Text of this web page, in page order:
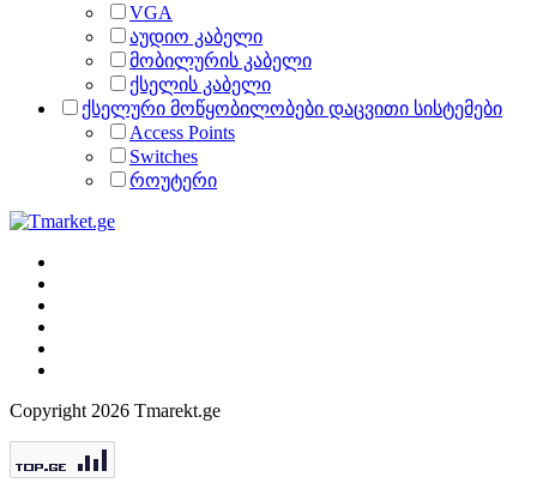
VGA
აუდიო კაბელი
მობილურის კაბელი
ქსელის კაბელი
ქსელური მოწყობილობები დაცვითი სისტემები
Access Points
Switches
როუტერი
Copyright 2026 Tmarekt.ge